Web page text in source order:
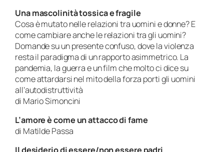
Una mascolinità tossica e fragile
Cosa è mutato nelle relazioni tra uomini e donne? E
come cambiare anche le relazioni tra gli uomini?
Domande su un presente confuso, dove la violenza
resta il paradigma di un rapporto asimmetrico. La
pandemia, la guerra e un film che molto ci dice su
come attardarsi nel mito della forza porti gli uomini
all’autodistruttività
di Mario Simoncini
L’amore è come un attacco di fame
di Matilde Passa